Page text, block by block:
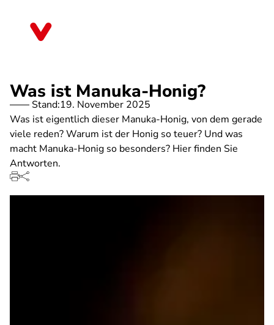
Was ist Manuka-Honig?
Stand:19. November 2025
Was ist eigentlich dieser Manuka-Honig, von dem gerade
viele reden? Warum ist der Honig so teuer? Und was
macht Manuka-Honig so besonders? Hier finden Sie
Antworten.